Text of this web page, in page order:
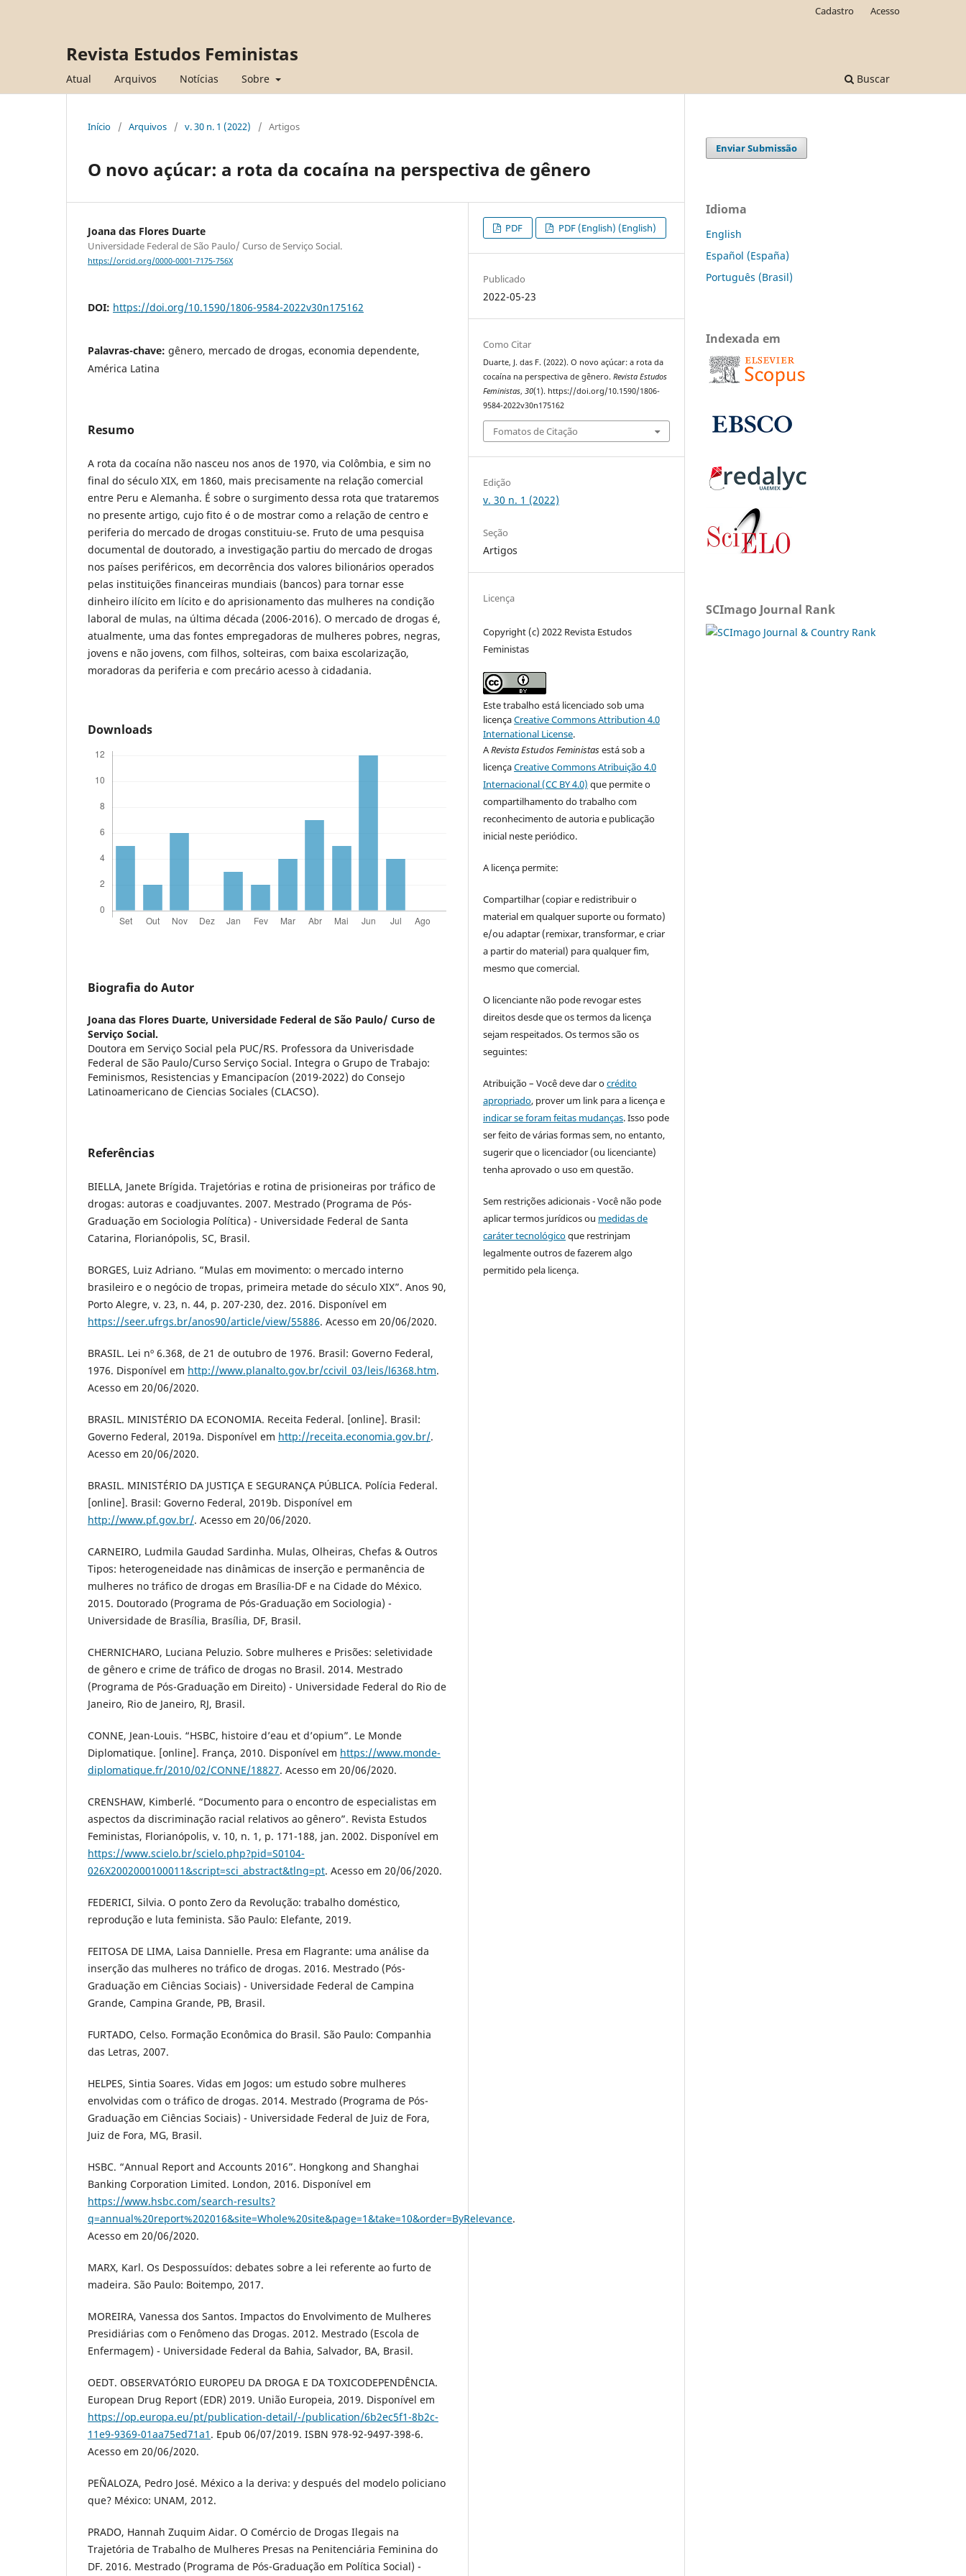
Revista Estudos Feministas
Atual Arquivos Notícias Sobre Buscar
Cadastro Acesso
Início / Arquivos / v. 30 n. 1 (2022) / Artigos
O novo açúcar: a rota da cocaína na perspectiva de gênero
Joana das Flores Duarte
Universidade Federal de São Paulo/ Curso de Serviço Social.
https://orcid.org/0000-0001-7175-756X
DOI: https://doi.org/10.1590/1806-9584-2022v30n175162
Palavras-chave: gênero, mercado de drogas, economia dependente,
América Latina
Resumo
A rota da cocaína não nasceu nos anos de 1970, via Colômbia, e sim no
final do século XIX, em 1860, mais precisamente na relação comercial
entre Peru e Alemanha. É sobre o surgimento dessa rota que trataremos
no presente artigo, cujo fito é o de mostrar como a relação de centro e
periferia do mercado de drogas constituiu-se. Fruto de uma pesquisa
documental de doutorado, a investigação partiu do mercado de drogas
nos países periféricos, em decorrência dos valores bilionários operados
pelas instituições financeiras mundiais (bancos) para tornar esse
dinheiro ilícito em lícito e do aprisionamento das mulheres na condição
laboral de mulas, na última década (2006-2016). O mercado de drogas é,
atualmente, uma das fontes empregadoras de mulheres pobres, negras,
jovens e não jovens, com filhos, solteiras, com baixa escolarização,
moradoras da periferia e com precário acesso à cidadania.
Downloads
Biografia do Autor
Joana das Flores Duarte, Universidade Federal de São Paulo/ Curso de
Serviço Social.
Doutora em Serviço Social pela PUC/RS. Professora da Univerisdade
Federal de São Paulo/Curso Serviço Social. Integra o Grupo de Trabajo:
Feminismos, Resistencias y Emancipacíon (2019-2022) do Consejo
Latinoamericano de Ciencias Sociales (CLACSO).
Referências
BIELLA, Janete Brígida. Trajetórias e rotina de prisioneiras por tráfico de
drogas: autoras e coadjuvantes. 2007. Mestrado (Programa de Pós-
Graduação em Sociologia Política) - Universidade Federal de Santa
Catarina, Florianópolis, SC, Brasil.
BORGES, Luiz Adriano. “Mulas em movimento: o mercado interno
brasileiro e o negócio de tropas, primeira metade do século XIX”. Anos 90,
Porto Alegre, v. 23, n. 44, p. 207-230, dez. 2016. Disponível em
https://seer.ufrgs.br/anos90/article/view/55886. Acesso em 20/06/2020.
BRASIL. Lei nº 6.368, de 21 de outubro de 1976. Brasil: Governo Federal,
1976. Disponível em http://www.planalto.gov.br/ccivil_03/leis/l6368.htm.
Acesso em 20/06/2020.
BRASIL. MINISTÉRIO DA ECONOMIA. Receita Federal. [online]. Brasil:
Governo Federal, 2019a. Disponível em http://receita.economia.gov.br/.
Acesso em 20/06/2020.
BRASIL. MINISTÉRIO DA JUSTIÇA E SEGURANÇA PÚBLICA. Polícia Federal.
[online]. Brasil: Governo Federal, 2019b. Disponível em
http://www.pf.gov.br/. Acesso em 20/06/2020.
CARNEIRO, Ludmila Gaudad Sardinha. Mulas, Olheiras, Chefas & Outros
Tipos: heterogeneidade nas dinâmicas de inserção e permanência de
mulheres no tráfico de drogas em Brasília-DF e na Cidade do México.
2015. Doutorado (Programa de Pós-Graduação em Sociologia) -
Universidade de Brasília, Brasília, DF, Brasil.
CHERNICHARO, Luciana Peluzio. Sobre mulheres e Prisões: seletividade
de gênero e crime de tráfico de drogas no Brasil. 2014. Mestrado
(Programa de Pós-Graduação em Direito) - Universidade Federal do Rio de
Janeiro, Rio de Janeiro, RJ, Brasil.
CONNE, Jean-Louis. “HSBC, histoire d’eau et d’opium”. Le Monde
Diplomatique. [online]. França, 2010. Disponível em https://www.monde-
diplomatique.fr/2010/02/CONNE/18827. Acesso em 20/06/2020.
CRENSHAW, Kimberlé. “Documento para o encontro de especialistas em
aspectos da discriminação racial relativos ao gênero”. Revista Estudos
Feministas, Florianópolis, v. 10, n. 1, p. 171-188, jan. 2002. Disponível em
https://www.scielo.br/scielo.php?pid=S0104-
026X2002000100011&script=sci_abstract&tlng=pt. Acesso em 20/06/2020.
FEDERICI, Silvia. O ponto Zero da Revolução: trabalho doméstico,
reprodução e luta feminista. São Paulo: Elefante, 2019.
FEITOSA DE LIMA, Laisa Dannielle. Presa em Flagrante: uma análise da
inserção das mulheres no tráfico de drogas. 2016. Mestrado (Pós-
Graduação em Ciências Sociais) - Universidade Federal de Campina
Grande, Campina Grande, PB, Brasil.
FURTADO, Celso. Formação Econômica do Brasil. São Paulo: Companhia
das Letras, 2007.
HELPES, Sintia Soares. Vidas em Jogos: um estudo sobre mulheres
envolvidas com o tráfico de drogas. 2014. Mestrado (Programa de Pós-
Graduação em Ciências Sociais) - Universidade Federal de Juiz de Fora,
Juiz de Fora, MG, Brasil.
HSBC. “Annual Report and Accounts 2016”. Hongkong and Shanghai
Banking Corporation Limited. London, 2016. Disponível em
https://www.hsbc.com/search-results?
q=annual%20report%202016&site=Whole%20site&page=1&take=10&order=ByRelevance.
Acesso em 20/06/2020.
MARX, Karl. Os Despossuídos: debates sobre a lei referente ao furto de
madeira. São Paulo: Boitempo, 2017.
MOREIRA, Vanessa dos Santos. Impactos do Envolvimento de Mulheres
Presidiárias com o Fenômeno das Drogas. 2012. Mestrado (Escola de
Enfermagem) - Universidade Federal da Bahia, Salvador, BA, Brasil.
OEDT. OBSERVATÓRIO EUROPEU DA DROGA E DA TOXICODEPENDÊNCIA.
European Drug Report (EDR) 2019. União Europeia, 2019. Disponível em
https://op.europa.eu/pt/publication-detail/-/publication/6b2ec5f1-8b2c-
11e9-9369-01aa75ed71a1 . Epub 06/07/2019. ISBN 978-92-9497-398-6.
Acesso em 20/06/2020.
PEÑALOZA, Pedro José. México a la deriva: y después del modelo policiano
que? México: UNAM, 2012.
PRADO, Hannah Zuquim Aidar. O Comércio de Drogas Ilegais na
Trajetória de Trabalho de Mulheres Presas na Penitenciária Feminina do
DF. 2016. Mestrado (Programa de Pós-Graduação em Política Social) -
PDF PDF (English) (English)
Publicado
2022-05-23
Como Citar
Duarte, J. das F. (2022). O novo açúcar: a rota da
cocaína na perspectiva de gênero.Revista Estudos
Feministas,30(1). https://doi.org/10.1590/1806-
9584-2022v30n175162
Fomatos de Citação
Edição
v. 30 n. 1 (2022)
Seção
Artigos
Licença
Copyright (c) 2022 Revista Estudos
Feministas
Este trabalho está licenciado sob uma
licençaCreative Commons Attribution 4.0
International License.
ARevista Estudos Feministasestá sob a
licençaCreative Commons Atribuição 4.0
Internacional (CC BY 4.0) que permite o
compartilhamento do trabalho com
reconhecimento de autoria e publicação
inicial neste periódico.
A licença permite:
Compartilhar (copiar e redistribuir o
material em qualquer suporte ou formato)
e/ou adaptar (remixar, transformar, e criar
a partir do material) para qualquer fim,
mesmo que comercial.
O licenciante não pode revogar estes
direitos desde que os termos da licença
sejam respeitados. Os termos são os
seguintes:
Atribuição – Você deve dar ocrédito
apropriado, prover um link para a licença e
indicar se foram feitas mudanças. Isso pode
ser feito de várias formas sem, no entanto,
sugerir que o licenciador (ou licenciante)
tenha aprovado o uso em questão.
Sem restrições adicionais - Você não pode
aplicar termos jurídicos ou medidas de
caráter tecnológicoque restrinjam
legalmente outros de fazerem algo
permitido pela licença.
Enviar Submissão
Idioma
English
Español (España)
Português (Brasil)
Indexada em
SCImago Journal Rank